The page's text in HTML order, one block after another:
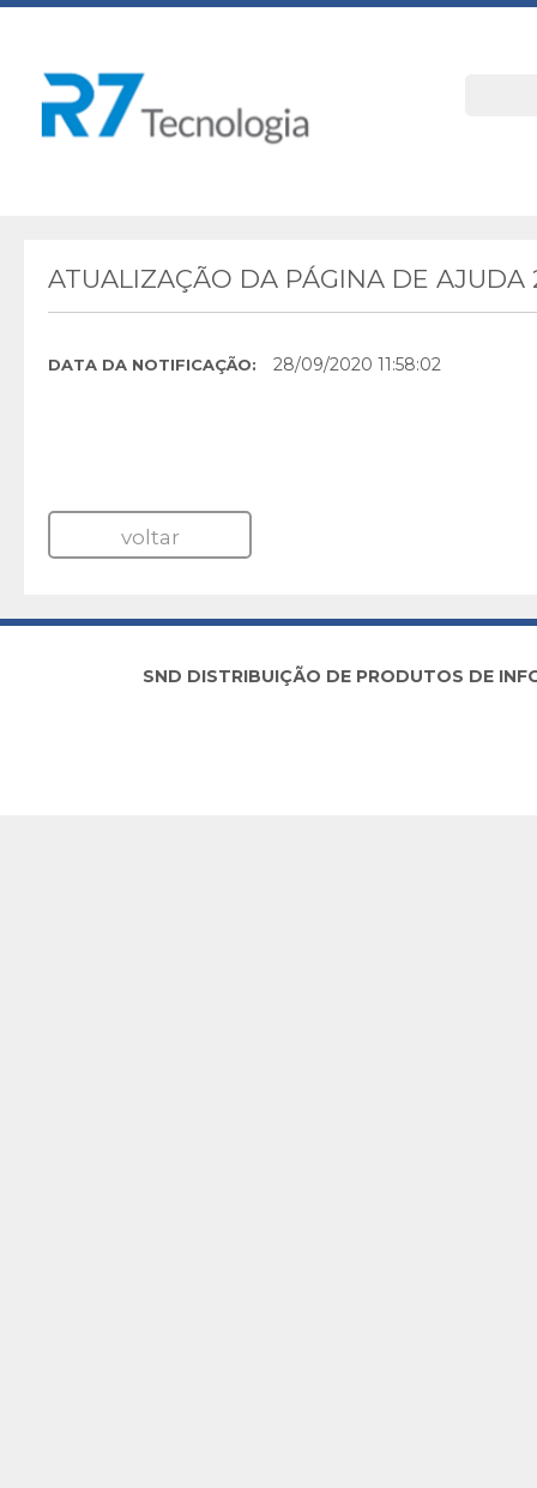
ATUALIZAÇÃO DA PÁGINA DE AJUDA
DATA DA NOTIFICAÇÃO: 28/09/2020 11:58:02
voltar
SND DISTRIBUIÇÃO DE PRODUTOS DE